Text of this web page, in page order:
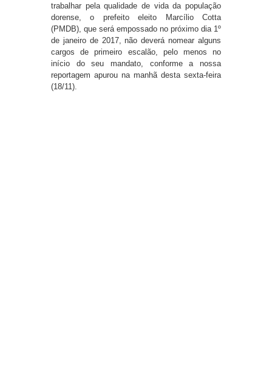
trabalhar pela qualidade de vida da população
dorense, o prefeito eleito Marcílio Cotta
(PMDB), que será empossado no próximo dia 1º
de janeiro de 2017, não deverá nomear alguns
cargos de primeiro escalão, pelo menos no
início do seu mandato, conforme a nossa
reportagem apurou na manhã desta sexta-feira
(18/11).